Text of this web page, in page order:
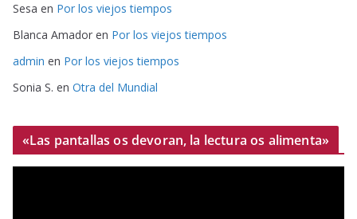
Sesa en Por los viejos tiempos
Blanca Amador en Por los viejos tiempos
admin en Por los viejos tiempos
Sonia S. en Otra del Mundial
«Las pantallas os devoran, la lectura os alimenta»